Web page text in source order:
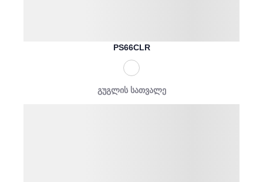
PS66CLR
გუგლის სათვალე